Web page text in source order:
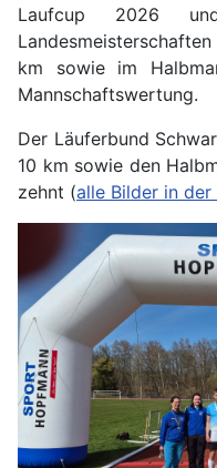
Laufcup 2026
km sowie im
Mannschaftswertung.
Der Läuferbund
10 km sowie den
zehnt (alle Bilder in der